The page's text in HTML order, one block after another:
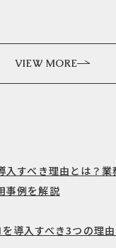
VIEW MORE
入すべき理由とは？業
事例を解説
導入すべき3つの理由